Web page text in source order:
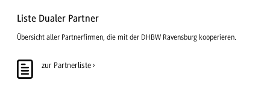
Liste Dualer Partner
Übersicht aller Partnerfirmen, die mit der DHBW Ravensburg kooperieren.
zur Partnerliste